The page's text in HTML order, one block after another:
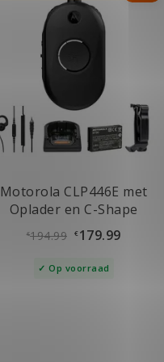
Motorola CLP446E met
Oplader en C-Shape
Headset
€194.99 €179.99
Op voorraad